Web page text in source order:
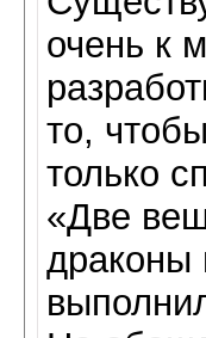
очень к
то,
только
«Две
драконы